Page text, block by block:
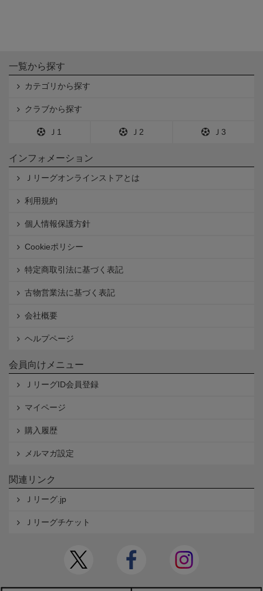
一覧から探す
カテゴリから探す
クラブから探す
Ｊ1 Ｊ2 Ｊ3
インフォメーション
Ｊリーグオンラインストアとは
利用規約
個人情報保護方針
Cookieポリシー
特定商取引法に基づく表記
古物営業法に基づく表記
会社概要
ヘルプページ
会員向けメニュー
ＪリーグID会員登録
マイページ
購入履歴
メルマガ設定
関連リンク
Ｊリーグ.jp
Ｊリーグチケット